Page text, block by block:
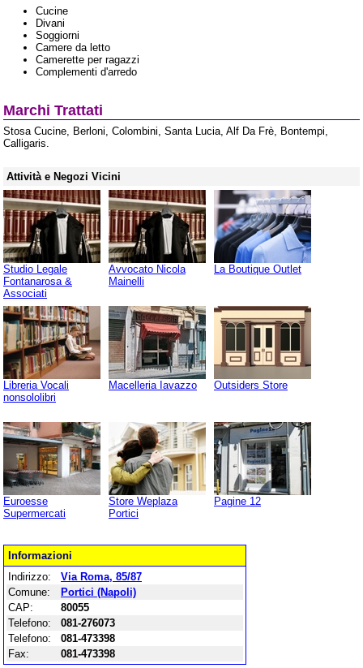
Cucine
Divani
Soggiorni
Camere da letto
Camerette per ragazzi
Complementi d'arredo
Marchi Trattati
Stosa Cucine, Berloni, Colombini, Santa Lucia, Alf Da Frè, Bontempi,
Calligaris.
Attività e Negozi Vicini
Studio Legale
Fontanarosa &
Associati
Avvocato Nicola
Mainelli
La Boutique Outlet
Libreria Vocali
nonsololibri
Macelleria Iavazzo Outsiders Store
Euroesse
Supermercati
Store Weplaza
Portici
Pagine 12
Informazioni
Indirizzo:
Via Roma, 85/87
Comune:
Portici (Napoli)
CAP:
80055
Telefono:
081-276073
Telefono:
081-473398
Fax:
081-473398